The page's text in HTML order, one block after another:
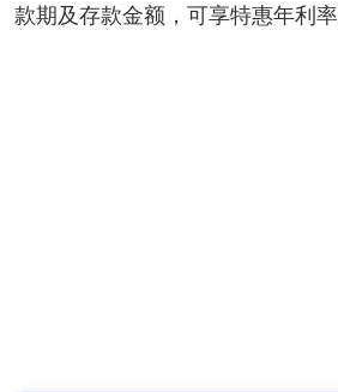
款期及存款金额，可享特惠年利率